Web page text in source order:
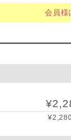
会員様